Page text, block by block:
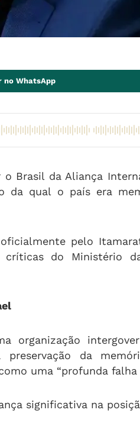
no WhatsApp
Brasil da Aliança
da qual o país era
pelo
do Ministério
organização
da
uma “profunda falha
significativa na